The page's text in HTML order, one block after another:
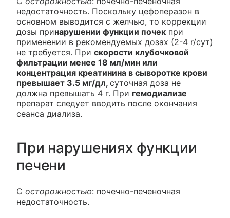
недостаточность. Поскольку цефоперазон в
основном выводится с желчью, то коррекции
дозы принарушении функции почек при
применении в рекомендуемых дозах (2-4 r/сут)
не требуется. При скорости клубочковой
фильтрации менее 18 мл/мин или
концентрация креатинина в сыворотке крови
превышает 3.5 мг/дл, суточная доза не
должна превышать 4 г. При гемодиализе
препарат следует вводить после окончания
сеанса диализа.
При нарушениях функции
печени
С осторожностью: почечно-печеночная
недостаточность.